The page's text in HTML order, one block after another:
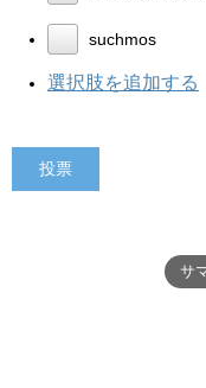
suchmos
選択肢を追加する
サ